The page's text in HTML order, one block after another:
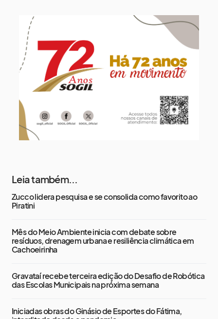
Terça-Feira 9°
12 de agosto
Quarta-Feira
13 de agosto
Quinta-Feira 17° 13°
Leia também...
Zucco lidera pesquisa e se consolida como favorito ao
Piratini
Mês do Meio Ambiente inicia com debate sobre
resíduos, drenagem urbana e resiliência climática em
Cachoeirinha
Gravataí recebe terceira edição do Desafio de Robótica
das Escolas Municipais na próxima semana
Iniciadas obras do Ginásio de Esportes do Fátima,